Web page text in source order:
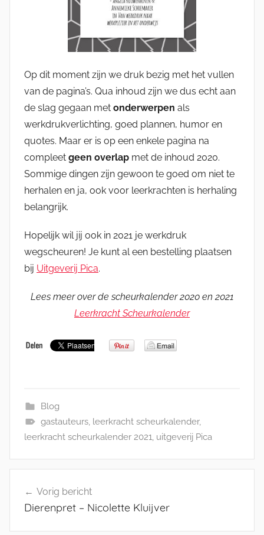
Op dit moment zijn we druk bezig met het vullen
van de pagina’s. Qua inhoud zijn we dus echt aan
de slag gegaan met onderwerpen als
werkdrukverlichting, goed plannen, humor en
quotes. Maar er is op een enkele pagina na
compleet geen overlap met de inhoud 2020.
Sommige dingen zijn gewoon te goed om niet te
herhalen en ja, ook voor leerkrachten is herhaling
belangrijk.
Hopelijk wil jij ook in 2021 je werkdruk
wegscheuren! Je kunt al een bestelling plaatsen
bij Uitgeverij Pica.
Lees meer over de scheurkalender 2020 en 2021
Leerkracht Scheurkalender
Blog
gastauteurs, leerkracht scheurkalender,
leerkracht scheurkalender 2021, uitgeverij Pica
navigatie
Vorig bericht
Dierenpret – Nicolette Kluijver